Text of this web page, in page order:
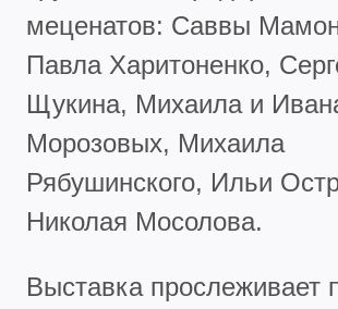
меценатов: Саввы
Павла Харитоненко,
Щукина, Михаила и
Морозовых, Михаила
Рябушинского, Ильи
Николая Мосолова.
Выставка прослеживает